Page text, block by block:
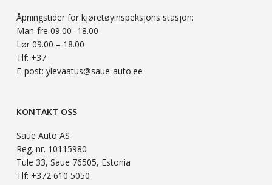
Åpningstider for kjøretøyinspeksjons stasjon:
Man-fre 09.00 -18.00
Lør 09.00 – 18.00
Tlf: +37
E-post: ylevaatus@saue-auto.ee
KONTAKT OSS
Saue Auto AS
Reg. nr. 10115980
Tule 33, Saue 76505, Estonia
Tlf: +372 610 5050